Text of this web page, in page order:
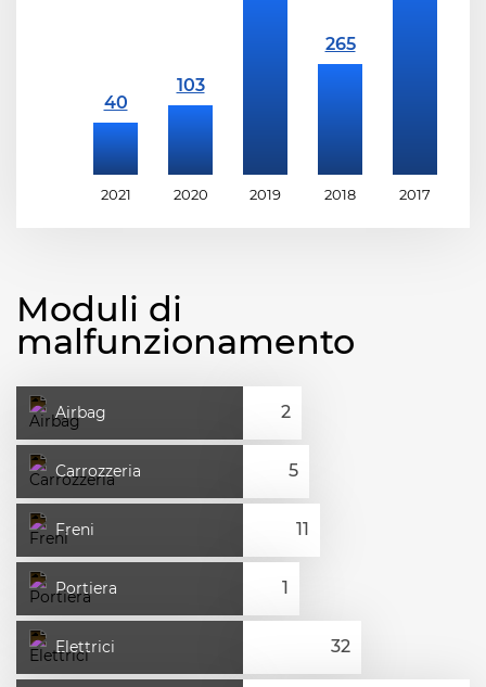
2021 2020 2019 2018 2017
Moduli di
malfunzionamento
Airbag
Carrozzeria
Freni
Portiera
Elettrici